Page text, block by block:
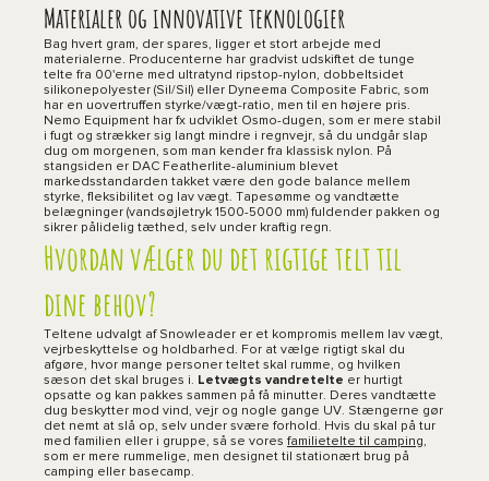
Materialer og innovative teknologier
Bag hvert gram, der spares, ligger et stort arbejde med
materialerne. Producenterne har gradvist udskiftet de tunge
telte fra 00'erne med ultratynd ripstop-nylon, dobbeltsidet
silikonepolyester (Sil/Sil) eller Dyneema Composite Fabric, som
har en uovertruffen styrke/vægt-ratio, men til en højere pris.
Nemo Equipment har fx udviklet Osmo-dugen, som er mere stabil
i fugt og strækker sig langt mindre i regnvejr, så du undgår slap
dug om morgenen, som man kender fra klassisk nylon. På
stangsiden er DAC Featherlite-aluminium blevet
markedsstandarden takket være den gode balance mellem
styrke, fleksibilitet og lav vægt. Tapesømme og vandtætte
belægninger (vandsøjletryk 1500-5000 mm) fuldender pakken og
sikrer pålidelig tæthed, selv under kraftig regn.
Hvordan vælger du det rigtige telt til
dine behov?
Teltene udvalgt af Snowleader er et kompromis mellem lav vægt,
vejrbeskyttelse og holdbarhed. For at vælge rigtigt skal du
afgøre, hvor mange personer teltet skal rumme, og hvilken
sæson det skal bruges i. Letvægts vandretelte er hurtigt
opsatte og kan pakkes sammen på få minutter. Deres vandtætte
dug beskytter mod vind, vejr og nogle gange UV. Stængerne gør
det nemt at slå op, selv under svære forhold. Hvis du skal på tur
med familien eller i gruppe, så se vores familietelte til camping,
som er mere rummelige, men designet til stationært brug på
camping eller basecamp.